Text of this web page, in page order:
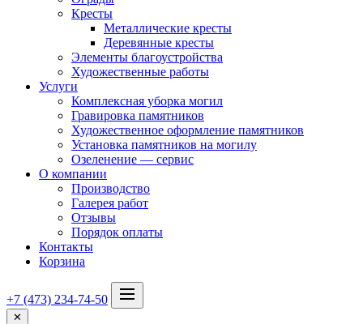
Кресты
Металлические кресты
Деревянные кресты
Элементы благоустройства
Художественные работы
Услуги
Комплексная уборка могил
Гравировка памятников
Художественное оформление памятников
Установка памятников на могилу
Озеленение — сервис
О компании
Производство
Галерея работ
Отзывы
Порядок оплаты
Контакты
Корзина
+7 (473) 234-74-50
✕